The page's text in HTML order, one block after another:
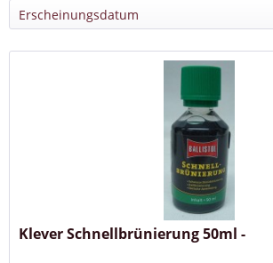
Klever Schnellbrünierung 50ml -